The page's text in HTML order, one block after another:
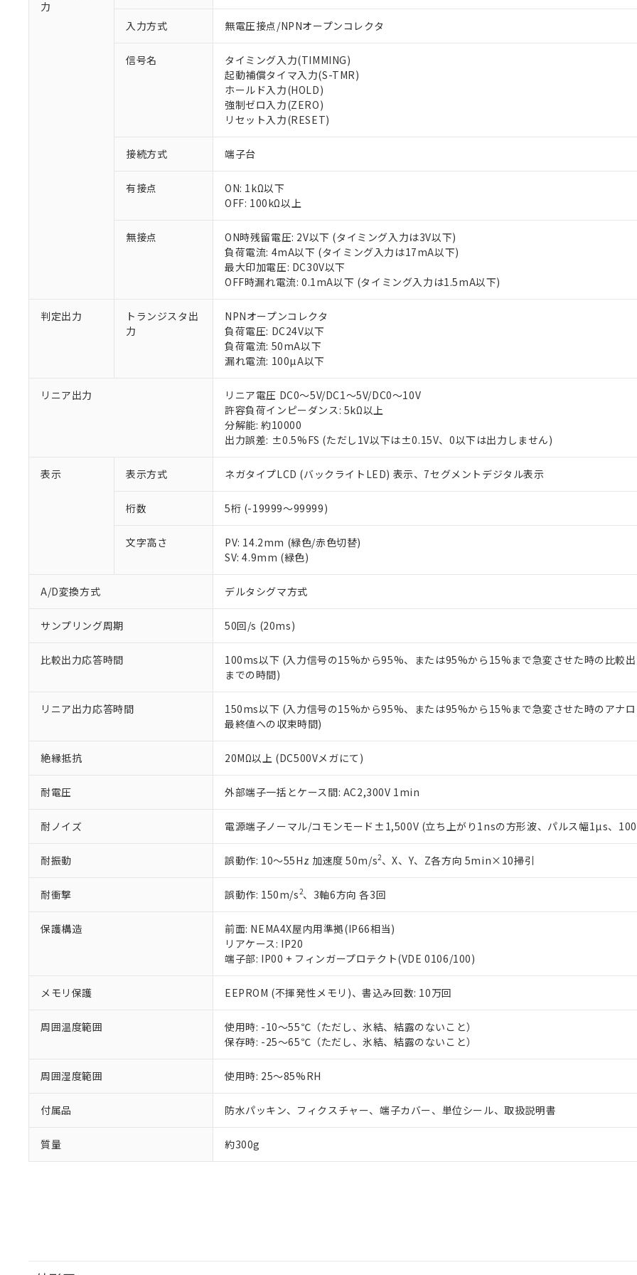
力
入力方式 無電圧接点/NPNオープンコレクタ
信号名
タイミング入力(TIMMING)
起動補償タイマ入力(S-TMR)
ホールド入力(HOLD)
強制ゼロ入力(ZERO)
リセット入力(RESET)
接続方式 端子台
有接点
ON: 1kΩ以下
OFF: 100kΩ以上
無接点
ON時残留電圧: 2V以下 (タイミング入力は3V以下)
負荷電流: 4mA以下 (タイミング入力は17mA以下)
最大印加電圧: DC30V以下
OFF時漏れ電流: 0.1mA以下 (タイミング入力は1.5mA以下)
判定出力
トランジスタ出
力
NPNオープンコレクタ
負荷電圧: DC24V以下
負荷電流: 50mA以下
漏れ電流: 100µA以下
リニア出力
リニア電圧 DC0～5V/DC1～5V/DC0～10V
許容負荷インピーダンス: 5kΩ以上
分解能: 約10000
出力誤差: ±0.5%FS (ただし1V以下は±0.15V、0以下は出力しません)
表示 表示方式 ネガタイプLCD (バックライトLED) 表示、7セグメントデジタル表示
桁数 5桁 (-19999～99999)
文字高さ
PV: 14.2mm (緑色/赤色切替)
SV: 4.9mm (緑色)
A/D変換方式 デルタシグマ方式
サンプリング周期 50回/s (20ms)
比較出力応答時間
100ms以下 (入力信号の15%から95%、または95%から15%まで急変させた時の比較出
までの時間)
リニア出力応答時間
150ms以下 (入力信号の15%から95%、または95%から15%まで急変させた時のアナロ
最終値への収束時間)
絶縁抵抗 20MΩ以上 (DC500Vメガにて)
耐電圧 外部端子一括とケース間: AC2,300V 1min
耐ノイズ 電源端子ノーマル/コモンモード±1,500V (立ち上がり1nsの方形波、パルス幅1µs、
耐振動 誤動作: 10～55Hz 加速度 50m/s2、X、Y、Z各方向 5min×10掃引
耐衝撃 誤動作: 150m/s2、3軸6方向 各3回
保護構造
前面: NEMA4X屋内用準拠(IP66相当)
リアケース: IP20
端子部: IP00 + フィンガープロテクト(VDE 0106/100)
メモリ保護 EEPROM (不揮発性メモリ)、書込み回数: 10万回
周囲温度範囲
使用時: -10～55℃（ただし、氷結、結露のないこと）
保存時: -25～65℃（ただし、氷結、結露のないこと）
周囲湿度範囲 使用時: 25～85%RH
付属品 防水パッキン、フィクスチャー、端子カバー、単位シール、取扱説明書
質量 約300g
ご利用条件
本サービスは、当社制御機器事業取扱商品の当社在庫状況および標準価格(税抜)を
くものです。
当社制御機器事業取扱商品の中には、本サービスの対象外となる商品もあることを
在庫状況および標準価格照会結果は、記載している更新日時点での社内データに基
のであり、閲覧された時点での実際の在庫および標準価格とは異なる場合があるこ
い。
正式な納期状況および標準価格はお客様のお取引先、またはお客様担当のオムロ
当社販売員にご相談ください。
在庫状況および標準価格結果を当社の事前の承諾なく第三者に漏洩または開示し
す。
マイパーツ機能（部品リスト作成サービス）をご利用いただくには、I-Webメンバ
ている必要があります。
お客様が当ウェブサイト上で当社にご登録された部品リストについて、当社および
さい。
※当社の共同利用者とは、"個人情報の共同利用に関して"
の「1.共同利用者の
いる法人を指します。
※1 対応状況
対応済み：EU RoHS指令（10物質）の非含有に対応した製品が提供可能な商品です
対応予定：EU RoHS指令（10物質）の非含有に対応した製品に切り替える予定のある商
非該当品：ライセンス料など無形物で、有害物質有無と関係のない商品です。
仕入先様の事情により、非含有部品としていたものが、含有品と判明した場合などやむ
があります。
*EU RoHS指令（10物質）：
鉛(Pb) 1000ppm以下、 水銀(Hg) 1000ppm以下、 カドミウム(Cd) 100ppm以下、
六価クロム(Cr(Ⅵ)) 1000ppm以下、ポリ臭化ビフェニル類(PBB) 1000ppm以下、ポリ臭化ジフェニルエーテル類
フタル酸ビス(2-エチルヘキシル) (DEHP)(別名：DOP) 1000ppm以下、フタル酸ブチルベンジル（BBP）
ル（DBP） 1000ppm以下、フタル酸ジイソブチル (DIBP) 1000ppm以下
フタル酸エステル類の４物質については閾値を超える意図的な使用がないことを確認しています。
※2 対応予定月
部品在庫の切り替え状況などにより、予定月が前後することがあります。
※3 非含有証明書ダウンロード
下記の非含有証明書をダウンロードすることができます。
EU RoHS指令（10物質）の非含有証明書
51物質の非含有証明書（当社基準）
※本証明書は発行日時点で非含有を証明するもので、過去に遡って非含有を証明するも
また、RoHS指令のフタル酸エステル類４物質の対応では、対応完了までの期間は出
既に当社にて対応品への在庫切替を完了していることから、特段のことがない限り、
り割愛しております。
※1 中国RoHS○×表
「○」：最大均質材料含有率が中国RoHSの基準値以下であることを示します。
「×」：最大均質材料含有率が中国RoHSの基準値を超えていることを示します。
「－」：未確認です。当社販売部門へお問い合わせください。
Cr(Ⅵ)(六価クロム) : 1000ppm、 PBBs(ポリ臭化ビフェニル類) : 1000ppm、 PBDEs(ポリ臭化ジフェニルエーテ
DBP(フタル酸ジブチル) : 1000ppm、 DIBP(フタル酸ジイソブチル) : 1000ppm、 BBP(フタル酸ブチルベンジル) :
DEHP(フタル酸ビス(2-エチルヘキシル)) : 1000ppm
※2 環境保護使用期限
「ｅ」：有害物質（10物質）のすべてが基準値以下であることを示します。
「10」：通常の使用状況下において有害物質が外部に漏えいし、環境に深刻な影響を及
味します。
当社は、これら貴社製品のうち、外国為替および外国貿易法に定める商品（以下｢
う）を輸出または国外への提供する場合は、日本国政府の輸出許可(または役務取
などの必要な手続きをとります。
当社は規制貨物を破棄する場合は、完全に破砕するなど、違法に輸出されないよう
ます。
当社は貴社製品を、核兵器、ミサイル、化学兵器、生物兵器またはその他武器並
置等に一切使用いたしません。
当社は、貴社製品を第三者に販売する場合は、上記1、2および3の内容を当該第三
また当社は、販売先および販売に係わる関係者が違法に輸出するおそれがある場合
たしません。
記
号
説明
○ 一定数以上の在庫あり
△ 一定数には満たないが在庫あり
－
在庫なし(最新の在庫状況については、お客様のお取引先、またはお客様担当
機器販売店・当社販売員にご確認ください)
空
白
受注生産機種、また在庫状況の情報を公開していない機種